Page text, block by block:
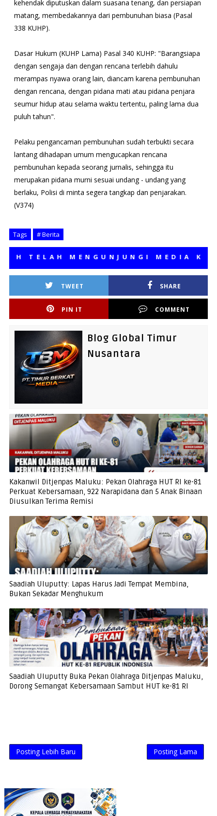
kehendak diputuskan dalam suasana tenang, dan persiapan
matang, membedakannya dari pembunuhan biasa (Pasal
338 KUHP).
Dasar Hukum (KUHP Lama) Pasal 340 KUHP: "Barangsiapa
dengan sengaja dan dengan rencana terlebih dahulu
merampas nyawa orang lain, diancam karena pembunuhan
dengan rencana, dengan pidana mati atau pidana penjara
seumur hidup atau selama waktu tertentu, paling lama dua
puluh tahun".
Pelaku pengancaman pembunuhan sudah terbukti secara
lantang dihadapan umum mengucapkan rencana
pembunuhan kepada seorang jurnalis, sehingga itu
merupakan pidana murni sesuai undang - undang yang
berlaku, Polisi di minta segera tangkap dan penjarakan.
(V374)
Tags # Berita
MENGUNJUNGI MEDIA KAMI,
TWEET SHARE
PIN IT COMMENT
Blog Global Timur
Nusantara
Kakanwil Ditjenpas Maluku: Pekan Olahraga HUT RI ke-81
Perkuat Kebersamaan, 922 Narapidana dan 5 Anak Binaan
Diusulkan Terima Remisi
Saadiah Uluputty: Lapas Harus Jadi Tempat Membina,
Bukan Sekadar Menghukum
Saadiah Uluputty Buka Pekan Olahraga Ditjenpas Maluku,
Dorong Semangat Kebersamaan Sambut HUT ke-81 RI
Posting Lebih Baru Posting Lama